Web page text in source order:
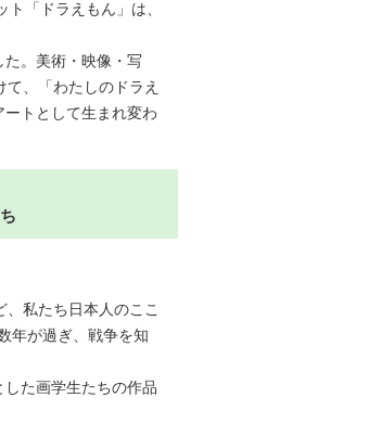
「ドラえもん」は、
。美術・映像・写
、「わたしのドラえ
トとして生まれ変わ
私たち日本人のここ
年が過ぎ、戦争を知
た画学生たちの作品